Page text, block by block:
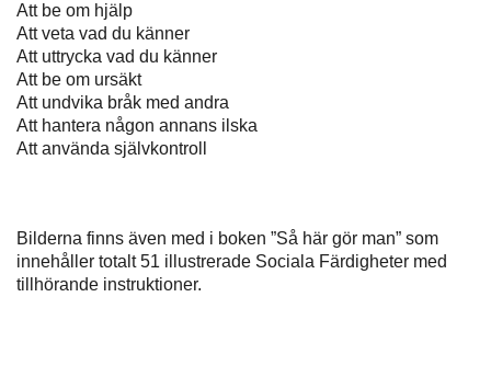
Att be om hjälp
Att veta vad du känner
Att uttrycka vad du känner
Att be om ursäkt
Att undvika bråk med andra
Att hantera någon annans ilska
Att använda självkontroll
Bilderna finns även med i boken ”Så här gör man” som
innehåller totalt 51 illustrerade Sociala Färdigheter med
tillhörande instruktioner.